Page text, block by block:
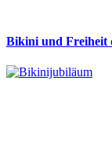
Bikini und Freiheit